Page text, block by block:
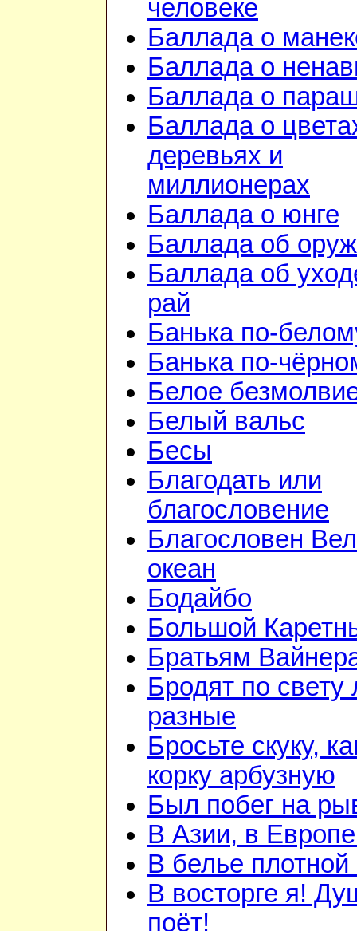
человеке
Баллада о
Баллада о
Баллада о
Баллада о
деревьях и
миллионерах
Баллада о юнге
Баллада об
Баллада об
рай
Банька по-
Банька по-
Белое
Белый вальс
Бесы
Благодать или
благословение
Благословен
океан
Бодайбо
Большой
Братьям
Бродят по свету
разные
Бросьте скуку,
корку арбузную
Был побег на
В Азии, в
В белье плотной
В восторге я!
поёт!